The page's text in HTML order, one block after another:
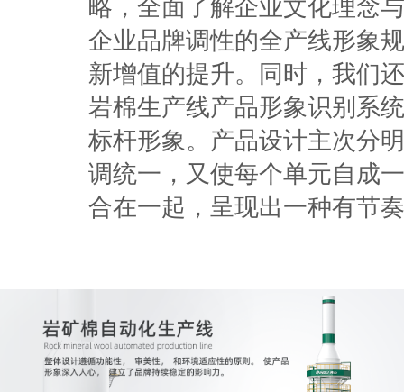
略，全面了解企业文化理念
企业品牌调性的全产线形象
新增值的提升。同时，我们
岩棉生产线产品形象识别系
标杆形象。产品设计主次分
调统一，又使每个单元自成
合在一起，呈现出一种有节